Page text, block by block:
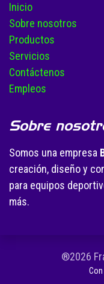
Inicio
Sobre nosotros
Productos
Servicios
Contáctenos
Empleos
Sobre
Somos una empresa
creación, diseño y
para equipos
más.
®2026